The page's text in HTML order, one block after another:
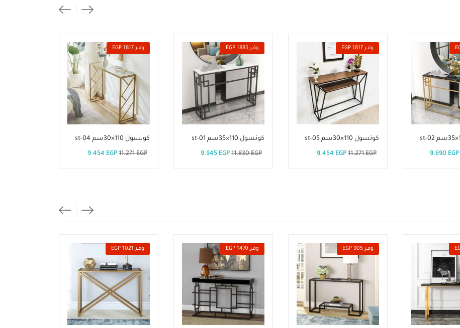
9.690 EGP
وفــر 1817 EGP
كونسول 110×30سم st-05
11.271EGP
9.454 EGP
وفــر 1885 EGP
كونسول 110×35سم st-01
11.830EGP
9.945 EGP
وفــر 1817 EGP
كونسول 110×30سم st-04
11.271EGP
9.454 EGP
وفــر 905 EGP وفــر 1470 EGP وفــر 1021 EGP